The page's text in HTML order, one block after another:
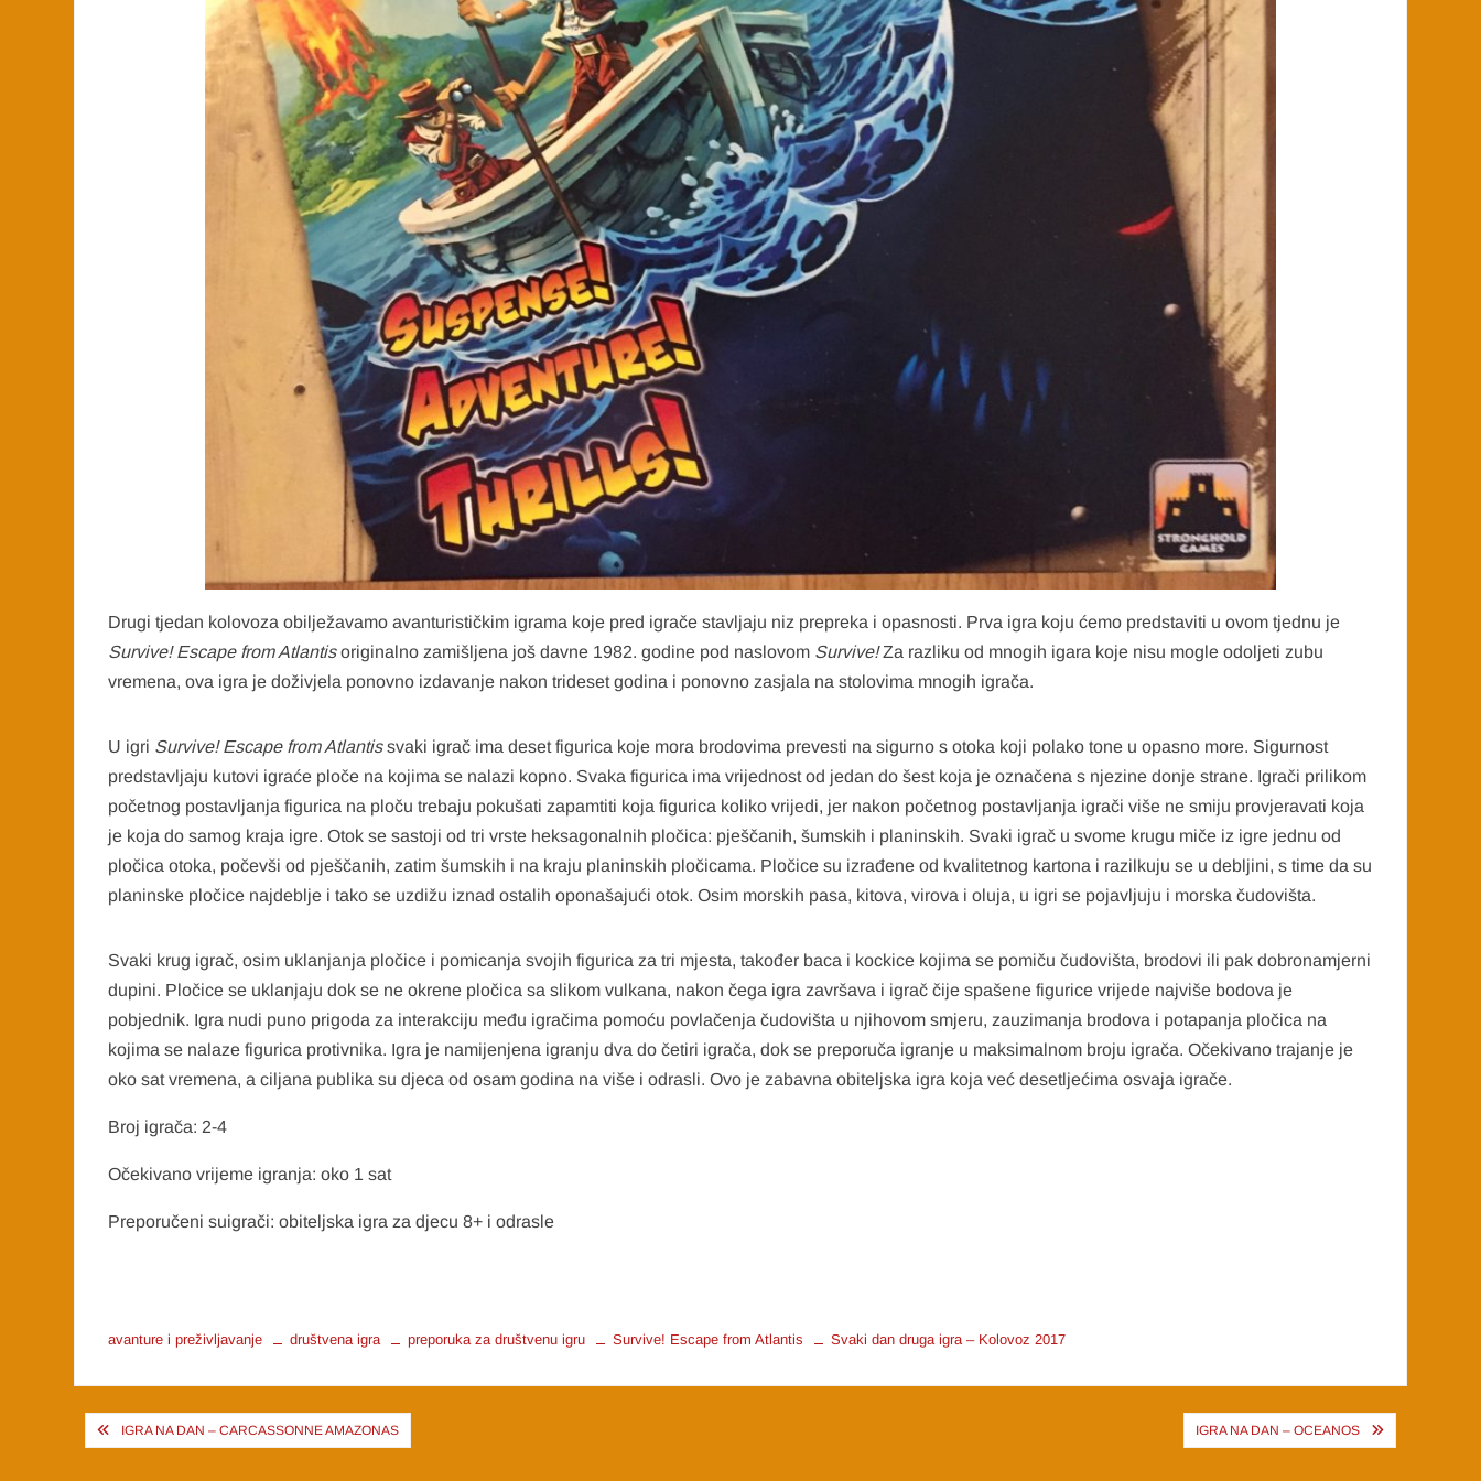
Drugi tjedan kolovoza obilježavamo avanturističkim igrama koje pred igrače stavljaju niz prepreka i opasnosti. Prva igra koju ćemo predstaviti u ovom tjednu je
Survive! Escape from Atlantisoriginalno zamišljena još davne 1982. godine pod naslovom Survive!Za razliku od mnogih igara koje nisu mogle odoljeti zubu
vremena, ova igra je doživjela ponovno izdavanje nakon trideset godina i ponovno zasjala na stolovima mnogih igrača.
U igri Survive! Escape from Atlantissvaki igrač ima deset figurica koje mora brodovima prevesti na sigurno s otoka koji polako tone u opasno more. Sigurnost
predstavljaju kutovi igraće ploče na kojima se nalazi kopno. Svaka figurica ima vrijednost od jedan do šest koja je označena s njezine donje strane. Igrači prilikom
početnog postavljanja figurica na ploču trebaju pokušati zapamtiti koja figurica koliko vrijedi, jer nakon početnog postavljanja igrači više ne smiju provjeravati koja
je koja do samog kraja igre. Otok se sastoji od tri vrste heksagonalnih pločica: pješčanih, šumskih i planinskih. Svaki igrač u svome krugu miče iz igre jednu od
pločica otoka, počevši od pješčanih, zatim šumskih i na kraju planinskih pločicama. Pločice su izrađene od kvalitetnog kartona i razilkuju se u debljini, s time da su
planinske pločice najdeblje i tako se uzdižu iznad ostalih oponašajući otok. Osim morskih pasa, kitova, virova i oluja, u igri se pojavljuju i morska čudovišta.
Svaki krug igrač, osim uklanjanja pločice i pomicanja svojih figurica za tri mjesta, također baca i kockice kojima se pomiču čudovišta, brodovi ili pak dobronamjerni
dupini. Pločice se uklanjaju dok se ne okrene pločica sa slikom vulkana, nakon čega igra završava i igrač čije spašene figurice vrijede najviše bodova je
pobjednik. Igra nudi puno prigoda za interakciju među igračima pomoću povlačenja čudovišta u njihovom smjeru, zauzimanja brodova i potapanja pločica na
kojima se nalaze figurica protivnika. Igra je namijenjena igranju dva do četiri igrača, dok se preporuča igranje u maksimalnom broju igrača. Očekivano trajanje je
oko sat vremena, a ciljana publika su djeca od osam godina na više i odrasli. Ovo je zabavna obiteljska igra koja već desetljećima osvaja igrače.
Broj igrača: 2-4
Očekivano vrijeme igranja: oko 1 sat
Preporučeni suigrači: obiteljska igra za djecu 8+ i odrasle
avanture i preživljavanje društvena igra preporuka za društvenu igru Survive! Escape from Atlantis Svaki dan druga igra – Kolovoz 2017
PostIGRA NA DAN – CARCASSONNE AMAZONAS IGRA NA DAN – OCEANOS